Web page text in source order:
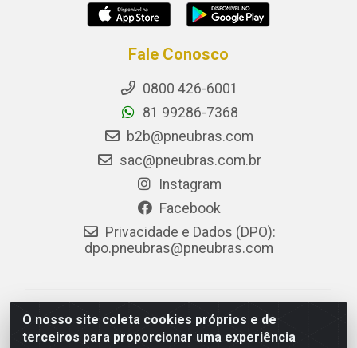
O nosso site coleta cookies próprios e de
terceiros para proporcionar uma experiência
Fale Conosco
0800 426-6001
81 99286-7368
b2b@pneubras.com
sac@pneubras.com.br
Instagram
Facebook
Privacidade e Dados (DPO):
dpo.pneubras@pneubras.com
PneuBras - Rodovia BR-101, KM 82 - Prazeres,
Jaboatão dos Guararapes/PE - CEP 54.335-000 - CNPJ